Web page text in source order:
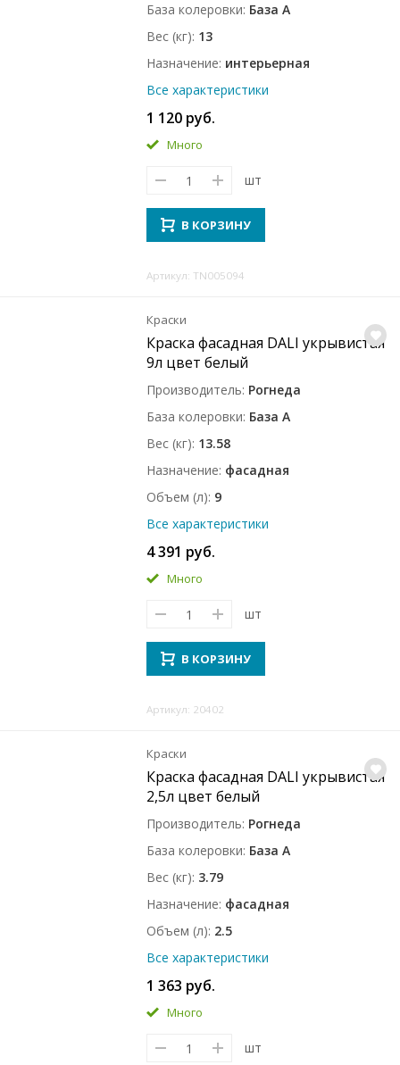
База колеровки База A
Вес (кг) 13
Назначение интерьерная
Все характеристики
1 120 руб.
Много
шт
В КОРЗИНУ
Артикул: TN005094
Краски
Краска фасадная DALI укрывистая
9л цвет белый
Производитель Рогнеда
База колеровки База A
Вес (кг) 13.58
Назначение фасадная
Объем (л) 9
Все характеристики
4 391 руб.
Много
шт
В КОРЗИНУ
Артикул: 20402
Краски
Краска фасадная DALI укрывистая
2,5л цвет белый
Производитель Рогнеда
База колеровки База A
Вес (кг) 3.79
Назначение фасадная
Объем (л) 2.5
Все характеристики
1 363 руб.
Много
шт